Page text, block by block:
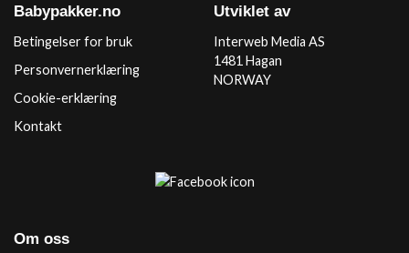
Babypakker.no
Betingelser for bruk
Personvernerklæring
Cookie-erklæring
Kontakt
Utviklet av
Interweb Media AS
1481 Hagan
NORWAY
Om oss